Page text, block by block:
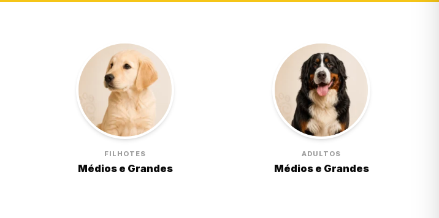
FILHOTES
Médios e Grandes
ADULTOS
Médios e Grandes